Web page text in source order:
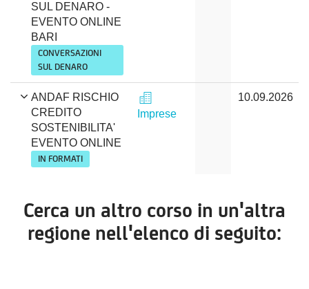
SUL DENARO -
EVENTO ONLINE
BARI
CONVERSAZIONI
SUL DENARO
ANDAF RISCHIO
CREDITO
SOSTENIBILITA'
EVENTO ONLINE
IN FORMATI
Imprese
10.09.2026
Cerca un altro corso in un'altra
regione nell'elenco di seguito: